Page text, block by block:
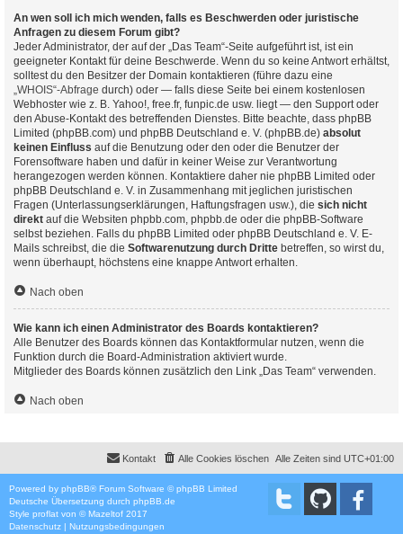
An wen soll ich mich wenden, falls es Beschwerden oder juristische
Anfragen zu diesem Forum gibt?
Jeder Administrator, der auf der „Das Team“-Seite aufgeführt ist, ist ein
geeigneter Kontakt für deine Beschwerde. Wenn du so keine Antwort erhältst,
solltest du den Besitzer der Domain kontaktieren (führe dazu eine
„WHOIS“-Abfrage durch) oder — falls diese Seite bei einem kostenlosen
Webhoster wie z. B. Yahoo!, free.fr, funpic.de usw. liegt — den Support oder
den Abuse-Kontakt des betreffenden Dienstes. Bitte beachte, dass phpBB
Limited (phpBB.com) und phpBB Deutschland e. V. (phpBB.de) absolut
keinen Einfluss auf die Benutzung oder den oder die Benutzer der
Forensoftware haben und dafür in keiner Weise zur Verantwortung
herangezogen werden können. Kontaktiere daher nie phpBB Limited oder
phpBB Deutschland e. V. in Zusammenhang mit jeglichen juristischen
Fragen (Unterlassungserklärungen, Haftungsfragen usw.), die sich nicht
direkt auf die Websiten phpbb.com, phpbb.de oder die phpBB-Software
selbst beziehen. Falls du phpBB Limited oder phpBB Deutschland e. V. E-
Mails schreibst, die die Softwarenutzung durch Dritte betreffen, so wirst du,
wenn überhaupt, höchstens eine knappe Antwort erhalten.
Nach oben
Wie kann ich einen Administrator des Boards kontaktieren?
Alle Benutzer des Boards können das Kontaktformular nutzen, wenn die
Funktion durch die Board-Administration aktiviert wurde.
Mitglieder des Boards können zusätzlich den Link „Das Team“ verwenden.
Nach oben
Alle Zeiten sind UTC+01:00
Alle Cookies löschen
Kontakt
Powered by phpBB® Forum Software © phpBB Limited
Deutsche Übersetzung durch phpBB.de
Style proflat von ©Mazeltof 2017
Datenschutz | Nutzungsbedingungen